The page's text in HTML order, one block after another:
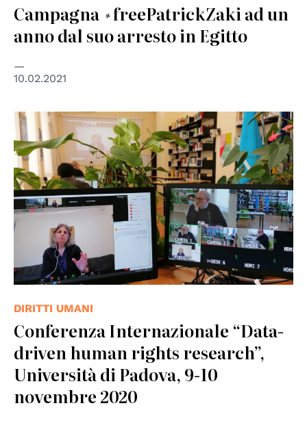
Campagna #freePatrickZaki ad un
anno dal suo arresto in Egitto
10.02.2021
© Centro Diritti Umani
DIRITTI UMANI
Conferenza Internazionale “Data-
driven human rights research”,
Università di Padova, 9-10
novembre 2020